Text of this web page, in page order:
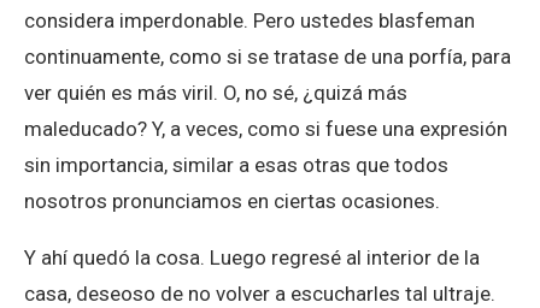
considera imperdonable. Pero ustedes blasfeman
continuamente, como si se tratase de una porfía, para
ver quién es más viril. O, no sé, ¿quizá más
maleducado? Y, a veces, como si fuese una expresión
sin importancia, similar a esas otras que todos
nosotros pronunciamos en ciertas ocasiones.
Y ahí quedó la cosa. Luego regresé al interior de la
casa, deseoso de no volver a escucharles tal ultraje.